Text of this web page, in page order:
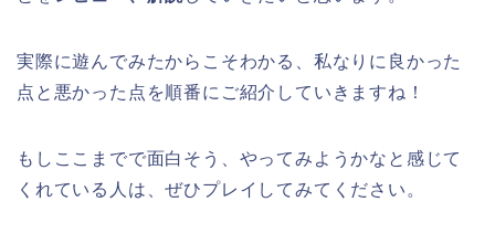
実際に遊んでみたからこそわかる、私なりに良かった
点と悪かった点を順番にご紹介していきますね！
もしここまでで面白そう、やってみようかなと感じて
くれている人は、ぜひプレイしてみてください。